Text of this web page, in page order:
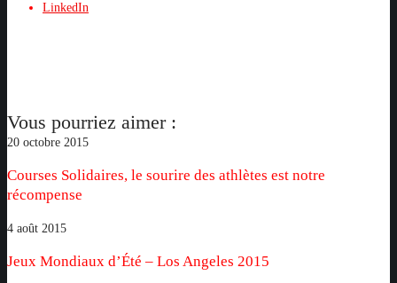
LinkedIn
Vous pourriez aimer :
Courses
le
sourire
des
est
20 octobre 2015
Courses Solidaires, le sourire des athlètes est notre
récompense
Jeux
4 août 2015
Jeux Mondiaux d’Été – Los Angeles 2015